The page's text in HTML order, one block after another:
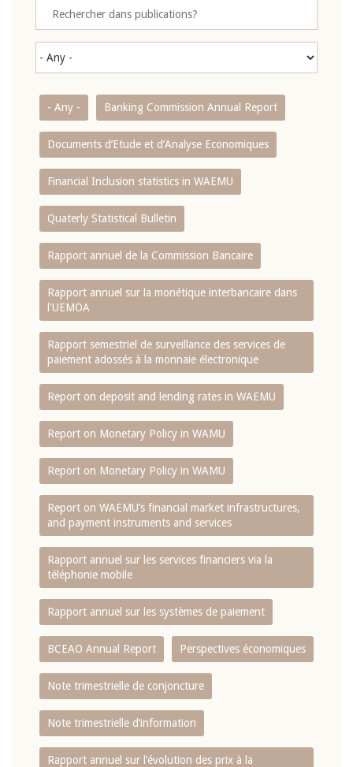
- Any - Banking Commission Annual Report
Documents d’Etude et d’Analyse Economiques
Financial Inclusion statistics in WAEMU
Quaterly Statistical Bulletin
Rapport annuel de la Commission Bancaire
Rapport annuel sur la monétique interbancaire dans
l'UEMOA
Rapport semestriel de surveillance des services de
paiement adossés à la monnaie électronique
Report on deposit and lending rates in WAEMU
Report on Monetary Policy in WAMU
Report on Monetary Policy in WAMU
Report on WAEMU’s financial market infrastructures,
and payment instruments and services
Rapport annuel sur les services financiers via la
téléphonie mobile
Rapport annuel sur les systèmes de paiement
BCEAO Annual Report Perspectives économiques
Note trimestrielle de conjoncture
Note trimestrielle d‘information
Rapport annuel sur l‘évolution des prix à la